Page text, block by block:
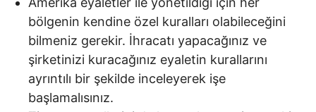
bölgenin kendine özel kuralları olabileceğini
bilmeniz gerekir. İhracatı yapacağınız ve
şirketinizi kuracağınız eyaletin kurallarını
ayrıntılı bir şekilde inceleyerek işe
başlamalısınız.